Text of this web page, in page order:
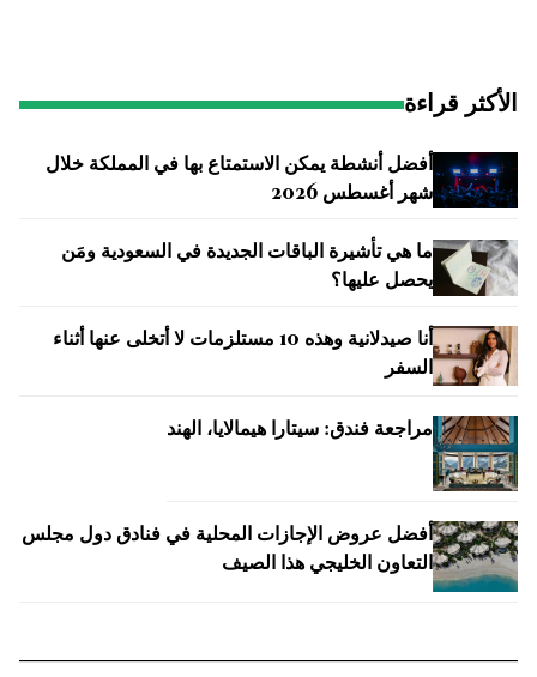
الأكثر قراءة
أفضل أنشطة يمكن الاستمتاع بها في المملكة خلال
شهر أغسطس 2026
ما هي تأشيرة الباقات الجديدة في السعودية ومَن
يحصل عليها؟
أنا صيدلانية وهذه 10 مستلزمات لا أتخلى عنها أثناء
السفر
مراجعة فندق: سيتارا هيمالايا، الهند
أفضل عروض الإجازات المحلية في فنادق دول مجلس
التعاون الخليجي هذا الصيف